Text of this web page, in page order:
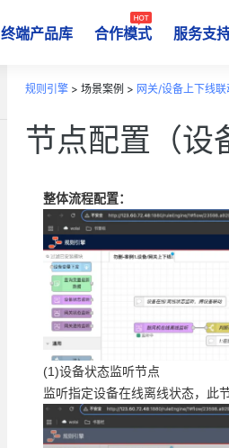
终端产品库 合作模式 服务支
规则引擎 > 场景案例 > 网关/设备上下线联
节点配置（设
整体流程配置：
(1)设备状态监听节点
监听指定设备在线离线状态，此